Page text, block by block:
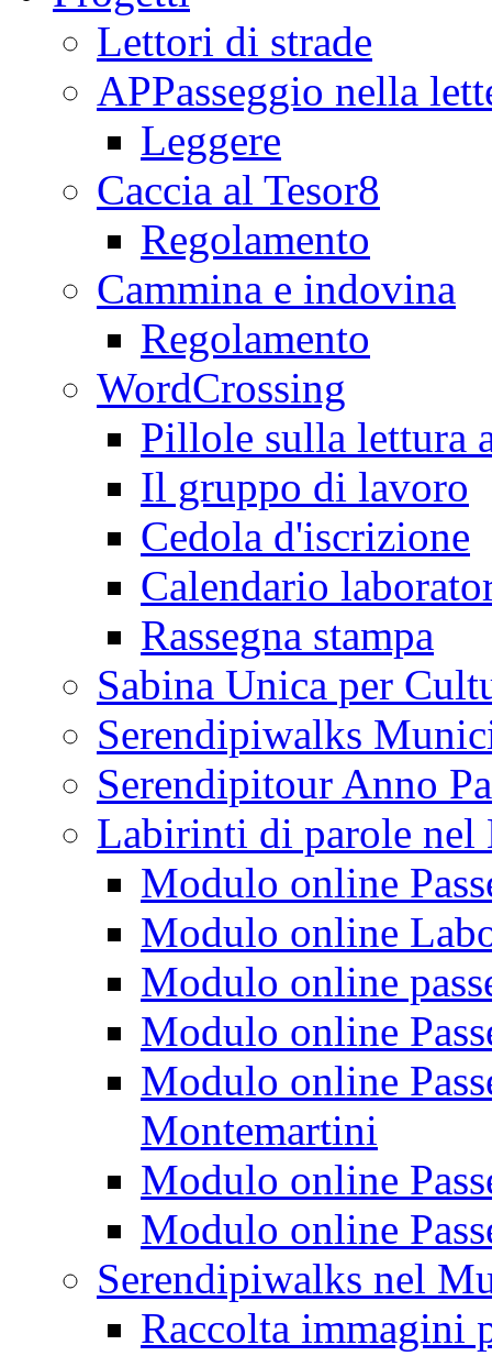
Lettori di strade
APPasseggio nella
Leggere
Caccia al Tesor8
Regolamento
Cammina e indovina
Regolamento
WordCrossing
Pillole sulla lettura
Il gruppo di lavoro
Cedola d'iscrizione
Calendario
Rassegna stampa
Sabina Unica per
Serendipiwalks
Serendipitour Anno
Labirinti di parole
Modulo online
Modulo online
Modulo online
Modulo online
Modulo online
Montemartini
Modulo online
Modulo online
Serendipiwalks nel
Raccolta immagini